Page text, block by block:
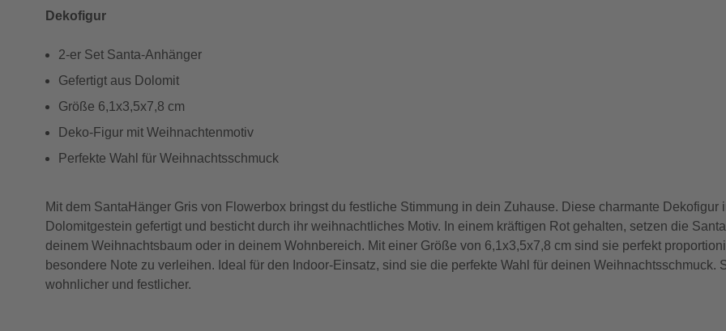
Dekofigur
2-er Set Santa-Anhänger
Gefertigt aus Dolomit
Größe 6,1x3,5x7,8 cm
Deko-Figur mit Weihnachtenmotiv
Perfekte Wahl für Weihnachtsschmuck
Mit dem SantaHänger Gris von Flowerbox bringst du festliche Stimmung in dein Zuhause. Diese charmante Dekofigur
Dolomitgestein gefertigt und besticht durch ihr weihnachtliches Motiv. In einem kräftigen Rot gehalten, setzen die
deinem Weihnachtsbaum oder in deinem Wohnbereich. Mit einer Größe von 6,1x3,5x7,8 cm sind sie perfekt
besondere Note zu verleihen. Ideal für den Indoor-Einsatz, sind sie die perfekte Wahl für deinen Weihnachtsschmuck.
wohnlicher und festlicher.